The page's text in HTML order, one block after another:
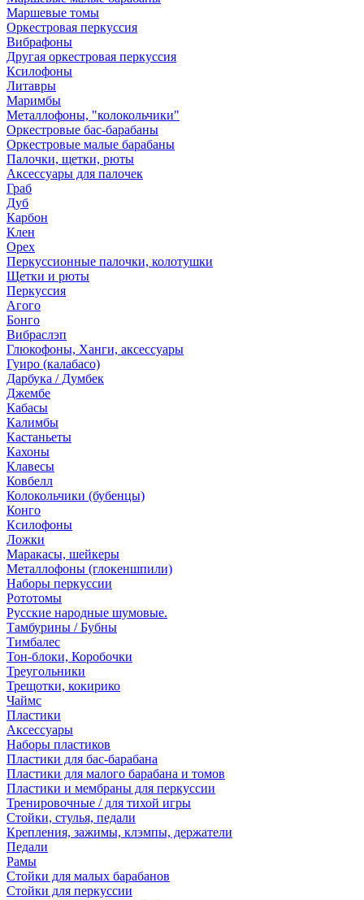
Маршевые томы
Оркестровая перкуссия
Вибрафоны
Другая оркестровая перкуссия
Ксилофоны
Литавры
Маримбы
Металлофоны, "колокольчики"
Оркестровые бас-барабаны
Оркестровые малые барабаны
Палочки, щетки, рюты
Аксессуары для палочек
Граб
Дуб
Карбон
Клен
Орех
Перкуссионные палочки, колотушки
Щетки и рюты
Перкуссия
Агого
Бонго
Вибраслэп
Глюкофоны, Ханги, аксессуары
Гуиро (калабасо)
Дарбука / Думбек
Джембе
Кабасы
Калимбы
Кастаньеты
Кахоны
Клавесы
Ковбелл
Колокольчики (бубенцы)
Конго
Ксилофоны
Ложки
Маракасы, шейкеры
Металлофоны (глокеншпили)
Наборы перкуссии
Рототомы
Русские народные шумовые.
Тамбурины / Бубны
Тимбалес
Тон-блоки, Коробочки
Треугольники
Трещотки, кокирико
Чаймс
Пластики
Аксессуары
Наборы пластиков
Пластики для бас-барабана
Пластики для малого барабана и томов
Пластики и мембраны для перкуссии
Тренировочные / для тихой игры
Стойки, стулья, педали
Крепления, зажимы, клэмпы, держатели
Педали
Рамы
Стойки для малых барабанов
Стойки для перкуссии